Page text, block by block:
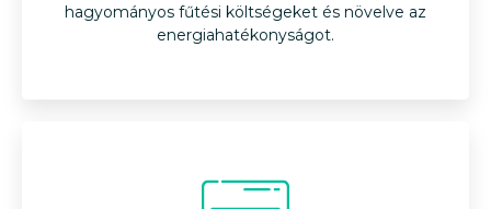
hagyományos fűtési költségeket és növelve az
energiahatékonyságot.